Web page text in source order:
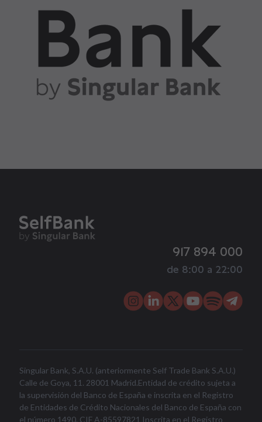
917 894 000
de 8:00 a 22:00
Singular Bank, S.A.U. (anteriormente Self Trade Bank S.A.U.)
Calle de Goya, 11. 28001 Madrid.Entidad de crédito sujeta a
la supervisión del Banco de España e inscrita en el Registro
de Entidades de Crédito Nacionales del Banco de España con
el número 1490. CIF A-85597821 Inscrita en el Registro